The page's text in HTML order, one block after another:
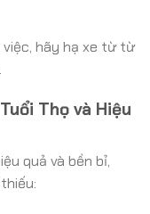
việc, hãy hạ xe từ từ
Thọ và Hiệu
quả và bền bỉ,